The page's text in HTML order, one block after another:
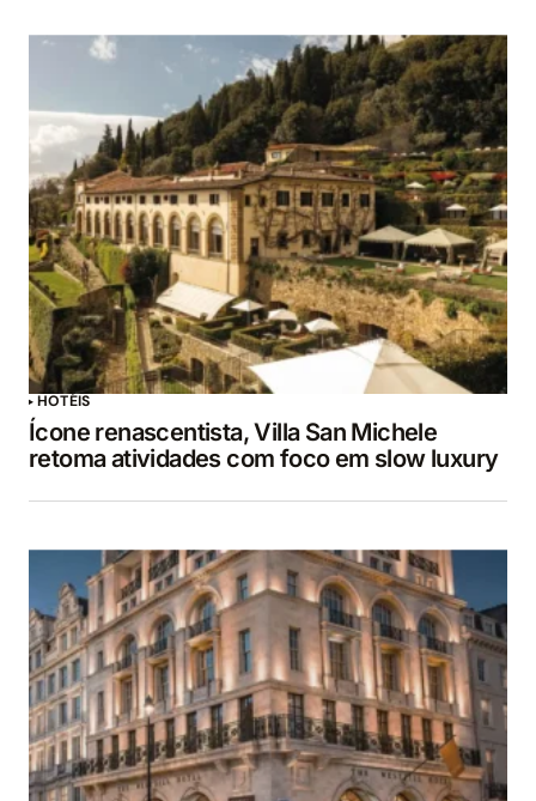
HOTÉIS
Ícone renascentista, Villa San Michele
retoma atividades com foco em slow luxury